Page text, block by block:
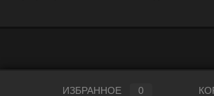
ИЗБРАННОЕ 0